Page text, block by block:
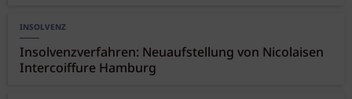
INSOLVENZ
Insolvenzverfahren: Neuaufstellung von Nicolaisen
Intercoiffure Hamburg